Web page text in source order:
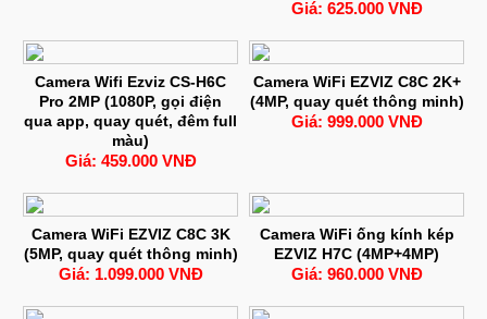
Giá: 625.000 VNĐ
Camera Wifi Ezviz CS-H6C
Pro 2MP (1080P, gọi điện
qua app, quay quét, đêm full
màu)
Giá: 459.000 VNĐ
Camera WiFi EZVIZ C8C 2K+
(4MP, quay quét thông minh)
Giá: 999.000 VNĐ
Camera WiFi EZVIZ C8C 3K
(5MP, quay quét thông minh)
Giá: 1.099.000 VNĐ
Camera WiFi ống kính kép
EZVIZ H7C (4MP+4MP)
Giá: 960.000 VNĐ